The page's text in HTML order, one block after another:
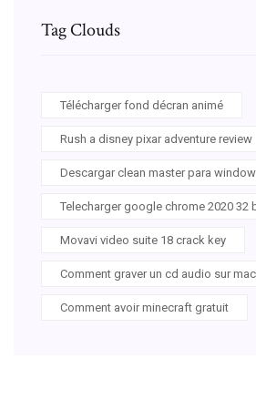
Tag Clouds
Télécharger fond décran animé
Rush a disney pixar adventure review
Descargar clean master para
Telecharger google chrome 2020 32
Movavi video suite 18 crack key
Comment graver un cd audio sur
Comment avoir minecraft gratuit